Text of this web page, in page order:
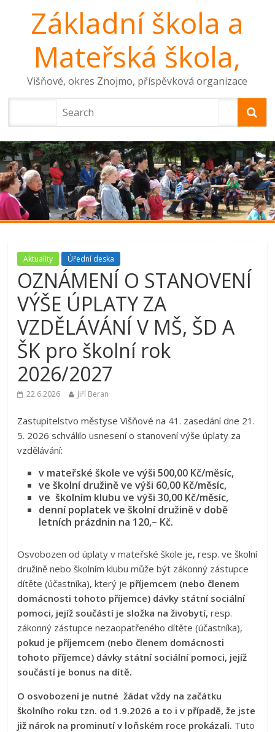
Základní škola a
Mateřská škola,
Višňové, okres Znojmo, příspěvková organizace
Aktuality Úřední deska
OZNÁMENÍ O STANOVENÍ
VÝŠE ÚPLATY ZA
VZDĚLÁVÁNÍ V MŠ, ŠD A
ŠK pro školní rok
2026/2027
22.6.2026 Jiří Beran
Zastupitelstvo městyse Višňové na 41. zasedání dne 21.
5. 2026 schválilo usnesení o stanovení výše úplaty za
vzdělávání:
v mateřské škole ve výši 500,00 Kč/měsíc,
ve školní družině ve výši 60,00 Kč/měsíc,
ve školním klubu ve výši 30,00 Kč/měsíc,
denní poplatek ve školní družině v době
letních prázdnin na 120,– Kč.
Osvobozen od úplaty v mateřské škole je, resp. ve školní
družině nebo školním klubu může být zákonný zástupce
dítěte (účastníka), který je příjemcem (nebo členem
domácnosti tohoto příjemce) dávky státní sociální
pomoci, jejíž součástí je složka na živobytí, resp.
zákonný zástupce nezaopatřeného dítěte (účastníka),
pokud je příjemcem (nebo členem domácnosti
tohoto příjemce) dávky státní sociální pomoci, jejíž
součástí je bonus na dítě.
O osvobození je nutné žádat vždy na začátku
školního roku tzn. od 1.9.2026 a to i v případě, že jste
již nárok na prominutí v loňském roce prokázali. Tuto